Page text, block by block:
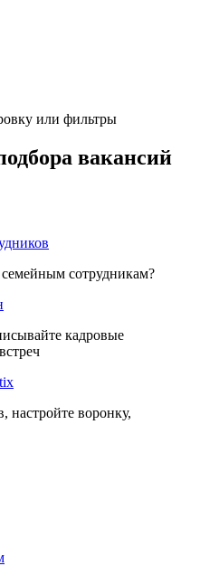
или фильтры
вакансий
сотрудникам?
кадровые
настройте воронку,